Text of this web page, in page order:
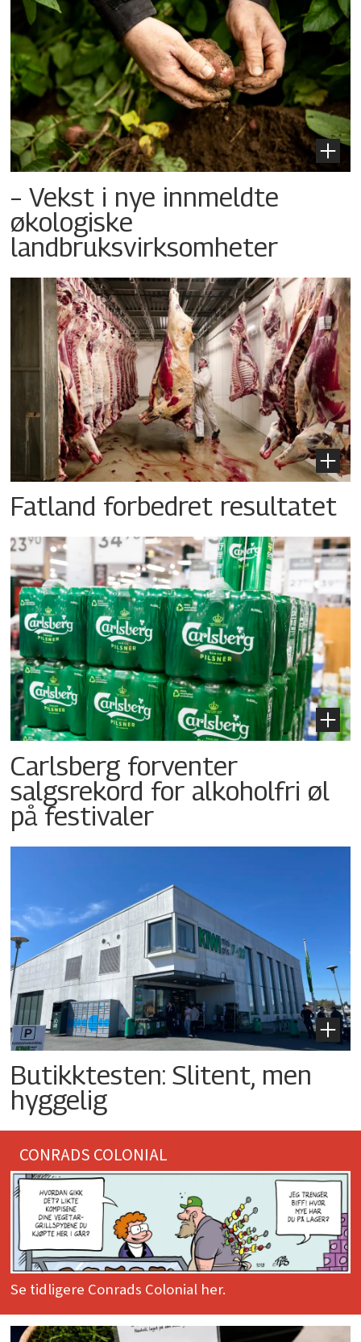
– Vekst i nye innmeldte
økologiske
landbruksvirksomheter
Fatland forbedret resultatet
Carlsberg forventer
salgsrekord for alkoholfri øl
på festivaler
Butikktesten: Slitent, men
hyggelig
CONRADS COLONIAL
Se tidligere Conrads Colonial her.